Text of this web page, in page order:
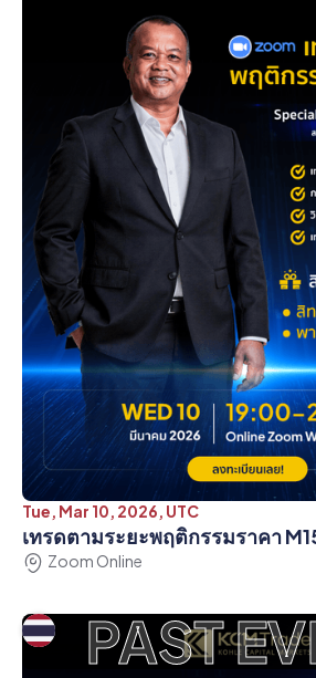
Tue, Mar 10, 2026, UTC
เทรดตามระยะพฤติกรรมราคา
Zoom Online
PAST